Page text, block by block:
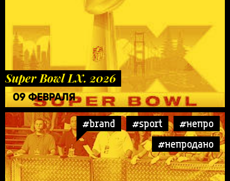
Super Bowl LX. 2026
09 ФЕВРАЛЯ
#brand #sport
#непро
#непродано